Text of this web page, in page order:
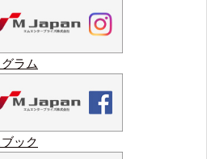
ラム
ック